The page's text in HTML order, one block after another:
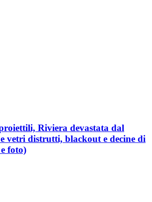
Riviera devastata dal
vetri distrutti, blackout e decine di
foto)